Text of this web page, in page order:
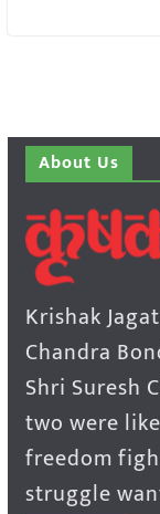
About Us
Krishak
Chandra
Shri Suresh
two were
freedom
struggle